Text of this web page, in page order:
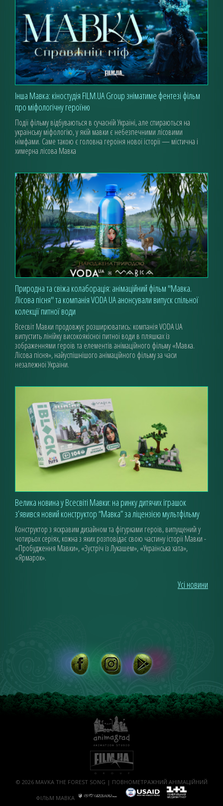
Інша Мавка: кіноcтудія FILM.UA Group зніматиме фентезі фільм
про міфологічну героїню
Події фільму відбуваються в сучасній Україні, але спираються на
українську міфологію, у якій мавки є небезпечними лісовими
німфами. Саме такою є головна героїня нової історії — містична і
химерна лісова Мавка
Природна та свіжа колаборація: анімаційний фільм "Мавка.
Лісова пісня" та компанія VODA UA анонсували випуск спільної
колекції питної води
Всесвіт Мавки продовжує розширюватись: компанія VODA UA
випустить лінійку високоякісної питної води в пляшках із
зображеннями героїв та елементів анімаційного фільму «Мавка.
Лісова пісня», найуспішнішого анімаційного фільму за часи
незалежної України.
Велика новина у Всесвіті Мавки: на ринку дитячих іграшок
з’явився новий конструктор “Мавка” за ліцензією мультфільму
Конструктор з яскравим дизайном та фігурками героїв, випущений у
чотирьох серіях, кожна з яких розповідає свою частину історії Мавки -
«Пробудження Мавки», «Зустріч із Лукашем», «Українська хата»,
«Ярмарок».
Усі новини
© 2026 MAVKA THE FOREST SONG | ПОВНОМЕТРАЖНИЙ АНІМАЦІЙНИЙ
ФІЛЬМ МАВКА